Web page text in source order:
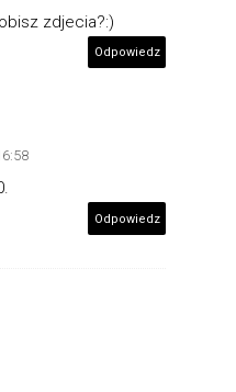
zdjecia?:)
Odpowiedz
Odpowiedz